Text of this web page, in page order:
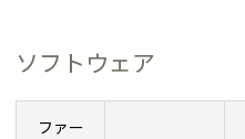
ソフトウェア
ファー